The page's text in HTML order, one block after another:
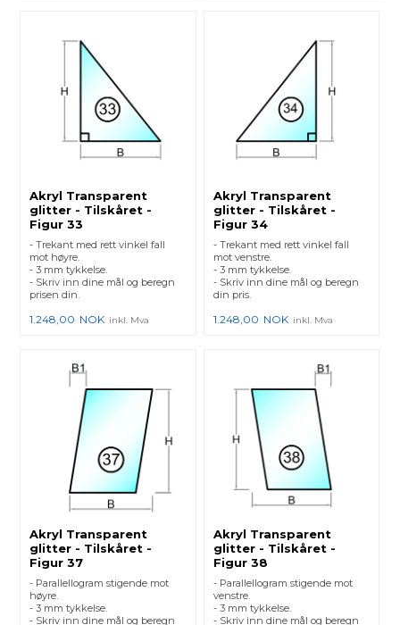
Akryl Transparent
glitter - Tilskåret -
Figur 33
- Trekant med rett vinkel fall
mot høyre.
- 3 mm tykkelse.
- Skriv inn dine mål og beregn
prisen din.
1.248,00 NOK inkl. Mva
Akryl Transparent
glitter - Tilskåret -
Figur 34
- Trekant med rett vinkel fall
mot venstre.
- 3 mm tykkelse.
- Skriv inn dine mål og beregn
din pris.
1.248,00 NOK inkl. Mva
Akryl Transparent
glitter - Tilskåret -
Figur 37
- Parallellogram stigende mot
høyre.
- 3 mm tykkelse.
- Skriv inn dine mål og beregn
Akryl Transparent
glitter - Tilskåret -
Figur 38
- Parallellogram stigende mot
venstre.
- 3 mm tykkelse.
- Skriv inn dine mål og beregn